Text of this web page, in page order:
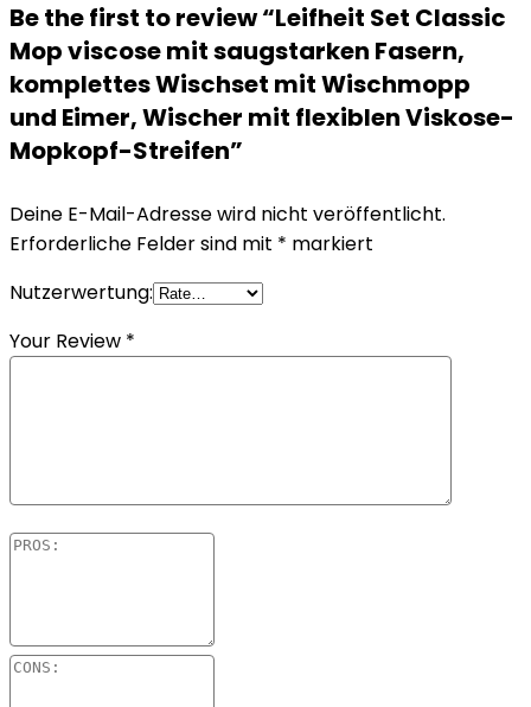
Be the first to review “Leifheit Set Classic
Mop viscose mit saugstarken Fasern,
komplettes Wischset mit Wischmopp
und Eimer, Wischer mit flexiblen Viskose-
Mopkopf-Streifen”
Deine E-Mail-Adresse wird nicht veröffentlicht.
Erforderliche Felder sind mit * markiert
Nutzerwertung:
Your Review *